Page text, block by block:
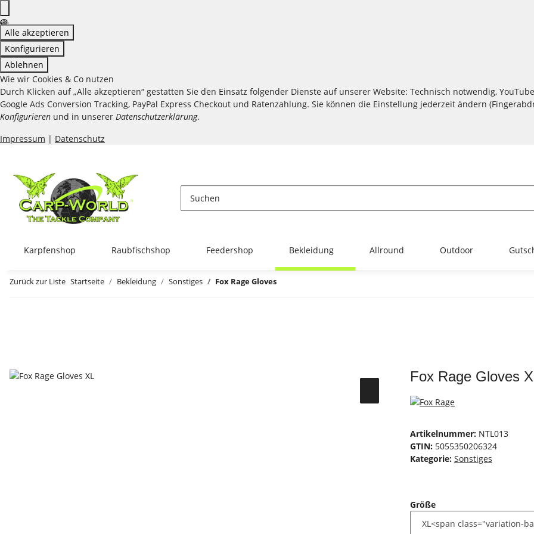
Alle akzeptieren
Konfigurieren
Ablehnen
Wie wir Cookies & Co nutzen
Durch Klicken auf „Alle akzeptieren“ gestatten Sie den Einsatz folgender Dienste auf unserer Website: Technisch notwendig,
Google Ads Conversion Tracking, PayPal Express Checkout und Ratenzahlung. Sie können die Einstellung jederzeit ändern
Konfigurieren und in unserer Datenschutzerklärung.
Impressum | Datenschutz
Karpfenshop Raubfischshop Feedershop Bekleidung Allround Outdoor
Zurück zur Liste Startseite Bekleidung Sonstiges Fox Rage Gloves
Fox Rage Gloves
Artikelnummer: NTL013
GTIN: 5055350206324
Kategorie: Sonstiges
Größe